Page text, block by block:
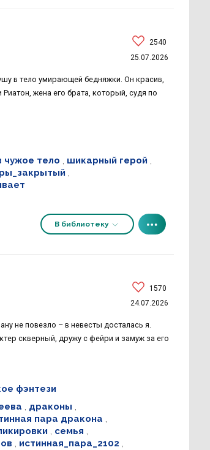
2540
25.07.2026
в тело умирающей бедняжки. Он красив,
жена его брата, который, судя по
чужое тело , шикарный герой ,
,
В библиотеку
1570
24.07.2026
не повезло – в невесты досталась я.
скверный, дружу с фейри и замуж за его
фэнтези
, драконы ,
пара дракона ,
, семья ,
, истинная_пара_2102 ,